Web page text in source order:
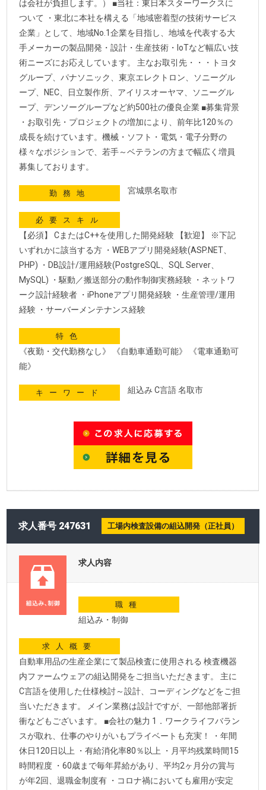
は会社が負担します。） ■当社：東日本スターワークスに
ついて ・東北に本社を構える「地域密着型の技術サービス
企業」として、地域No.1企業を目指し、地域を代表する大
手メーカーの製品開発・設計・生産技術・IoTなど幅広い技
術ニーズにお応えしています。 主なお取引先・・・トヨタ
グループ、パナソニック、東京エレクトロン、ソニーグル
ープ、NEC、日立製作所、アイリスオーヤマ、ソニーグル
ープ、デンソーグループなど約500社の優良企業 ■募集背景
・お取引先・プロジェクトの増加により、前年比120％の
成長を続けています。機械・ソフト・電気・電子分野の
様々なポジションで、若手～ベテランの方まで幅広く増員
募集しております。
勤務地 宮城県名取市
必要スキル
【必須】 CまたはC++を使用した開発経験 【歓迎】 ※下記
いずれかに該当する方 ・WEBアプリ開発経験(ASP.NET、
PHP) ・DB設計/運用経験(PostgreSQL、SQL Server、
MySQL) ・駆動／搬送部分の動作制御実務経験 ・ネットワ
ーク設計経験者 ・iPhoneアプリ開発経験 ・生産管理/運用
経験 ・サーバーメンテナンス経験
特色
《夜勤・交代勤務なし》 《自動車通勤可能》 《電車通勤可
能》
キーワード 組込み C言語 名取市
求人番号 247631 工場内検査設備の組込開発（正社員）
求人内容
職種
組込み・制御
求人概要
自動車用品の生産企業にて製品検査に使用される 検査機器
内ファームウェアの組込開発をご担当いただきます。 主に
C言語を使用した仕様検討～設計、コーディングなどをご担
当いただきます。 メイン業務は設計ですが、一部他部署折
衝などもございます。 ■会社の魅力 1．ワークライフバラン
スが取れ、仕事のやりがいもプライベートも充実！ ・年間
休日120日以上 ・有給消化率80％以上 ・月平均残業時間15
時間程度 ・60歳まで毎年昇給があり、平均2ヶ月分の賞与
が年2回、退職金制度有 ・コロナ禍においても雇用が安定